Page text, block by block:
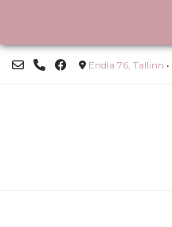
Skip
Endla 76, Tallinn •